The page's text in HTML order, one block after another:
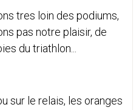
tres loin des podiums,
pas notre plaisir, de
du triathlon...
sur le relais, les oranges